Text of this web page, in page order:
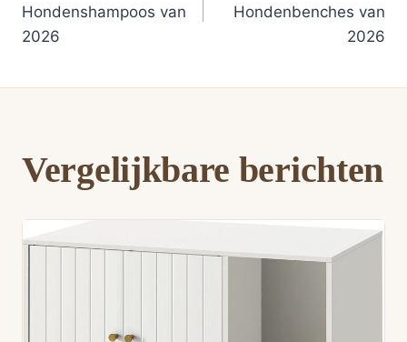
navigatie
Hondenshampoos van
2026
Hondenbenches van
2026
Vergelijkbare berichten